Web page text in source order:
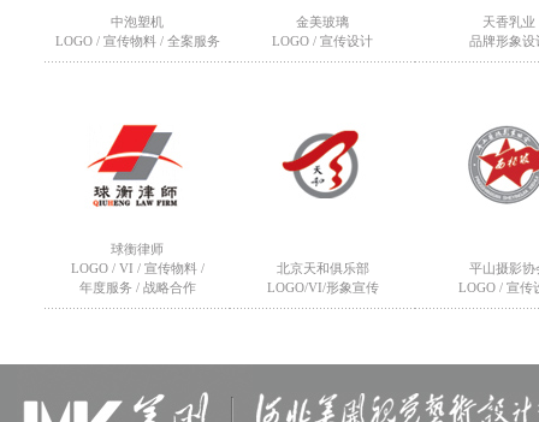
中泡塑机
LOGO / 宣传物料 / 全案服务
金美玻璃
LOGO / 宣传设计
天香乳业
品牌形象设
球衡律师
LOGO / VI / 宣传物料 /
年度服务 / 战略合作
北京天和俱乐部
LOGO/VI/形象宣传
平山摄影协
LOGO / 宣传